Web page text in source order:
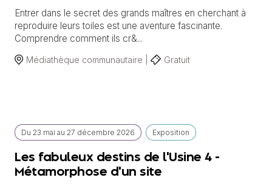
Entrer dans le secret des grands maîtres en cherchant à
reproduire leurs toiles est une aventure fascinante.
Comprendre comment ils cr&...
Médiathèque communautaire | Gratuit
Du 23 mai au 27 décembre 2026 Exposition
Les fabuleux destins de l'Usine 4 -
Métamorphose d'un site